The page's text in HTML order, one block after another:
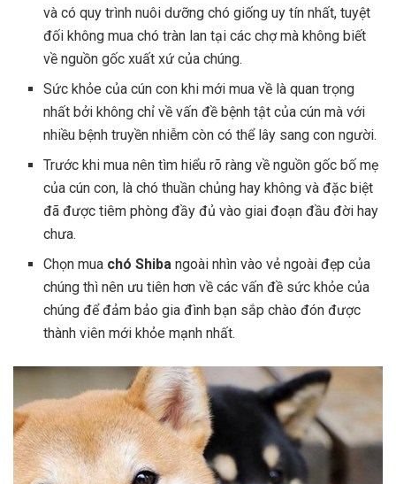
và có quy trình nuôi dưỡng chó giống uy tín nhất, tuyệt
đối không mua chó tràn lan tại các chợ mà không biết
về nguồn gốc xuất xứ của chúng.
Sức khỏe của cún con khi mới mua về là quan trọng
nhất bởi không chỉ về vấn đề bệnh tật của cún mà với
nhiều bệnh truyền nhiễm còn có thể lây sang con người.
Trước khi mua nên tìm hiểu rõ ràng về nguồn gốc bố mẹ
của cún con, là chó thuần chủng hay không và đặc biệt
đã được tiêm phòng đầy đủ vào giai đoạn đầu đời hay
chưa.
Chọn mua chó Shiba ngoài nhìn vào vẻ ngoài đẹp của
chúng thì nên ưu tiên hơn về các vấn đề sức khỏe của
chúng để đảm bảo gia đình bạn sắp chào đón được
thành viên mới khỏe mạnh nhất.